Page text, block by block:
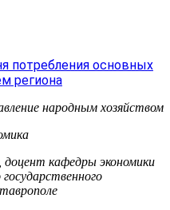
потребления основных
региона
народным хозяйством
кафедры экономики